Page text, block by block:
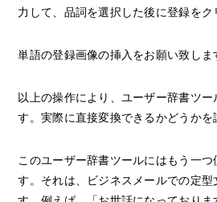
力して、品詞を選択した後に登録をク
単語の登録画像の挿入をお願い致しま
以上の操作により、ユーザー辞書ツ
す。実際に直接変換できるかどうかを
このユーザー辞書ツールにはもう一つ
す。それは、ビジネスメールでの定